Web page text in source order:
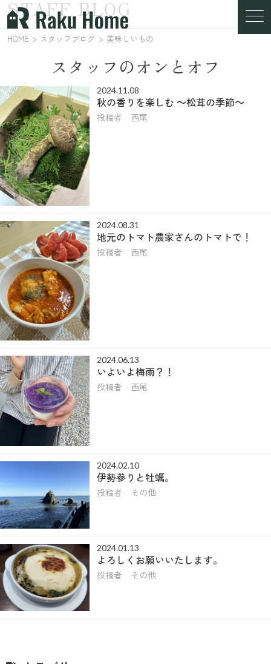
スタッフブログ
STAFF BLOG
HOME スタッフブログ 美味しいもの
スタッフのオンとオフ
2024.11.08
秋の香りを楽しむ ～松茸の季節～
投稿者 西尾
2024.08.31
地元のトマト農家さんのトマトで！
投稿者 西尾
2024.06.13
いよいよ梅雨？！
投稿者 西尾
2024.02.10
伊勢参りと牡蠣。
投稿者 その他
2024.01.13
よろしくお願いいたします。
投稿者 その他